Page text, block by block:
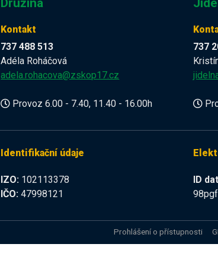
Družina
Kontakt
737 488 513
Adéla Roháčová
adela.rohacova@zskop17.cz
Provoz 6.00 - 7.40, 11.40 - 16.00h
737
Identifikační údaje
IZO: 102113378
IČO: 47998121
ID
Prohlášení o přístupnosti